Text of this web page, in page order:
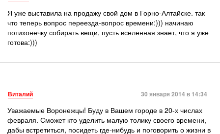
Я уже выставила на продажу свой дом в Горно-Алтайске. так
что теперь вопрос переезда-вопрос времени:))) начинаю
потихонечку собирать вещи, пусть вселенная знает, что я уже
готова:)))
Виталий 30 января 2014 в 14:34
Уважаемые Воронежцы! Буду в Вашем городе в 20-х числах
февраля. Сможет кто уделить малую толику своего времени,
дабы встретиться, посидеть где-нибудь и поговорить о жизни в